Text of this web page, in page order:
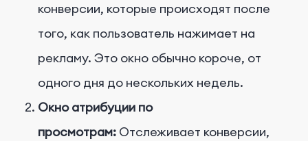
конверсии, которые происходят после
того, как пользователь нажимает на
рекламу. Это окно обычно короче, от
одного дня до нескольких недель.
Окно атрибуции по
просмотрам: Отслеживает конверсии,